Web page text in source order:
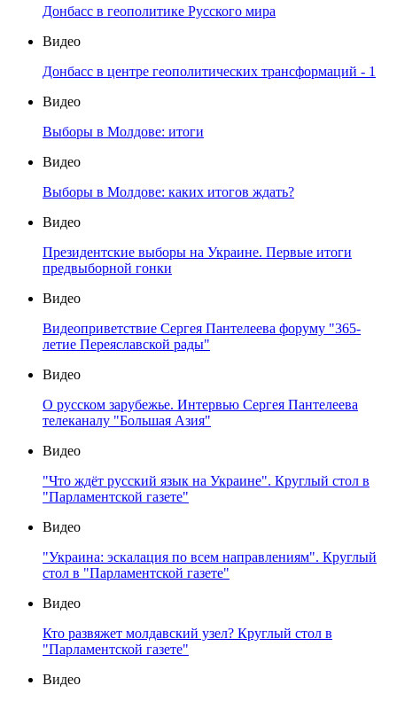
Донбасс в геополитике Русского мира
Видео
Донбасс в центре геополитических трансформаций - 1
Видео
Выборы в Молдове: итоги
Видео
Выборы в Молдове: каких итогов ждать?
Видео
Президентские выборы на Украине. Первые итоги
предвыборной гонки
Видео
Видеоприветствие Сергея Пантелеева форуму "365-
летие Переяславской рады"
Видео
О русском зарубежье. Интервью Сергея Пантелеева
телеканалу "Большая Азия"
Видео
"Что ждёт русский язык на Украине". Круглый стол в
"Парламентской газете"
Видео
"Украина: эскалация по всем направлениям". Круглый
стол в "Парламентской газете"
Видео
Кто развяжет молдавский узел? Круглый стол в
"Парламентской газете"
Видео